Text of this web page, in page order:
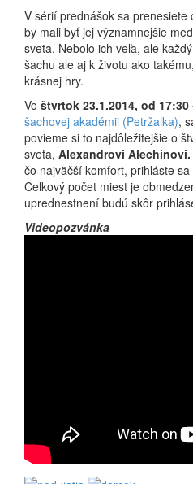
V sérií prednášok sa prenesiete
by mali byť jej významnejšie
sveta. Nebolo ich veľa, ale
šachu ale aj k životu ako
krásnej hry.
Vo štvrtok 23.1.2014, od 17:30
šachovej akadémii (Petržalka),
povieme si to najdôležitejšie o
sveta, Alexandrovi Alechinovi.
čo najväčší komfort, prihláste
Celkový počet miest je
uprednestnení budú skôr
Videopozvánka